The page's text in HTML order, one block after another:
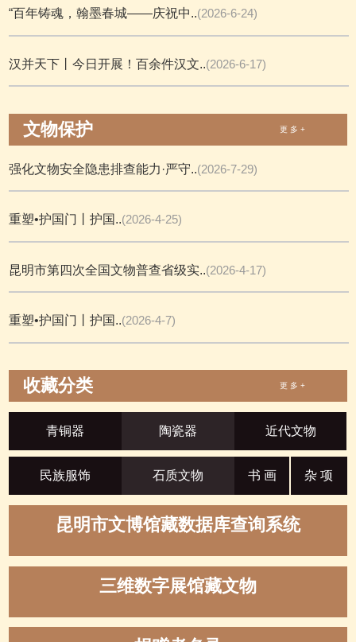
“百年铸魂，翰墨春城——庆祝中..(2026-6-24)
汉并天下丨今日开展！百余件汉文..(2026-6-17)
文物保护 更 多 +
强化文物安全隐患排查能力·严守..(2026-7-29)
重塑•护国门丨护国..(2026-4-25)
昆明市第四次全国文物普查省级实..(2026-4-17)
重塑•护国门丨护国..(2026-4-7)
收藏分类 更 多 +
青铜器 陶瓷器 近代文物
民族服饰 石质文物 书 画 杂 项
昆明市文博馆藏数据库查询系统
三维数字展馆藏文物